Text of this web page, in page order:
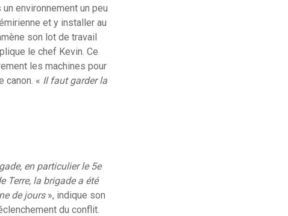
environnement un peu
et y installer au
son lot de travail
le chef Kevin. Ce
les machines pour
canon. « Il faut garder la
en particulier le 5e
Terre, la brigade a été
de jours», indique son
du conflit.